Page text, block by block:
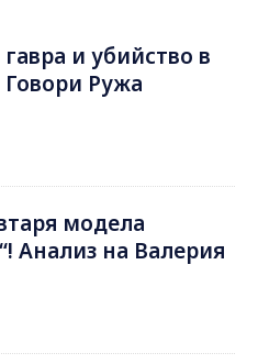
и убийство в
Ружа
модела
Анализ на Валерия